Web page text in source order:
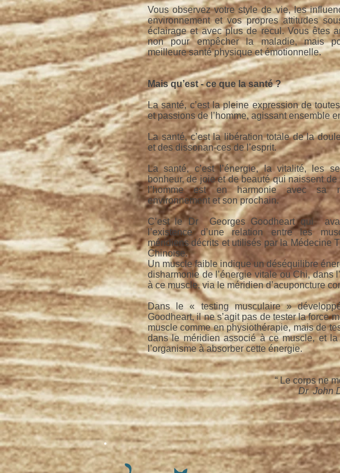
Vous observez votre style de vie, les
environnement et vos propres attitudes
éclairage et avec plus de recul. Vous êtes
non pour empêcher la maladie, mais
meilleure santé physique et émotionnelle.
Mais qu’est - ce que la santé ?
La santé, c’est la pleine expression de
et passions de l’homme, agissant ensemble
La santé, c’est la libération totale de la
et des dissonan-ces de l’esprit.
La santé, c’est l’énergie, la vitalité, les
bonheur, de joie et de beauté qui naissent
l’homme est en harmonie avec sa
environnement et son prochain.
C’est le Dr Georges Goodheart qui
l’existence d’une relation entre les
méridiens décrits et utilisés par la Médecine
Chinoise.
Un muscle faible indique un déséquilibre
disharmonie de l’énergie vitale ou Chi, dans
à ce muscle, via le méridien d’acuponcture
Dans le « testing musculaire »
Goodheart, il ne s’agit pas de tester la force
muscle comme en physiothérapie, mais de
dans le méridien associé à ce muscle, et
l’organisme à absorber cette énergie.
“ Le corps ne ment
Dr John